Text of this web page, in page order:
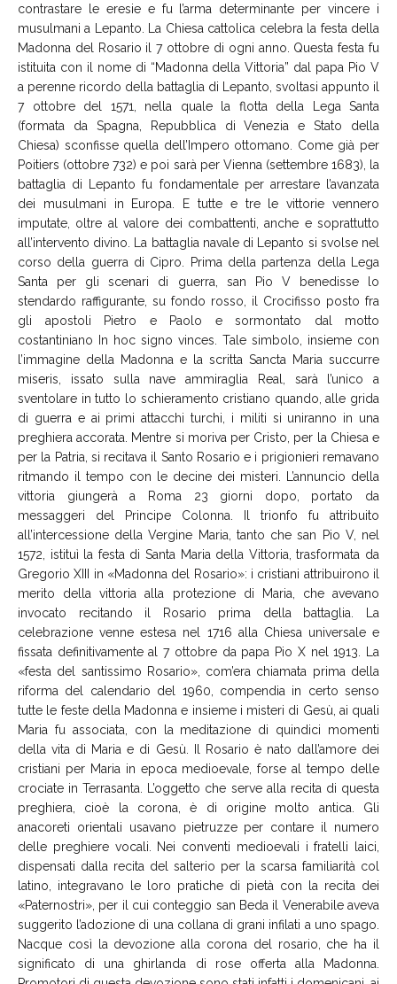
contrastare le eresie e fu l’arma determinante per vincere i
musulmani a Lepanto. La Chiesa cattolica celebra la festa della
Madonna del Rosario il 7 ottobre di ogni anno. Questa festa fu
istituita con il nome di “Madonna della Vittoria” dal papa Pio V
a perenne ricordo della battaglia di Lepanto, svoltasi appunto il
7 ottobre del 1571, nella quale la flotta della Lega Santa
(formata da Spagna, Repubblica di Venezia e Stato della
Chiesa) sconfisse quella dell’Impero ottomano. Come già per
Poitiers (ottobre 732) e poi sarà per Vienna (settembre 1683), la
battaglia di Lepanto fu fondamentale per arrestare l’avanzata
dei musulmani in Europa. E tutte e tre le vittorie vennero
imputate, oltre al valore dei combattenti, anche e soprattutto
all’intervento divino. La battaglia navale di Lepanto si svolse nel
corso della guerra di Cipro. Prima della partenza della Lega
Santa per gli scenari di guerra, san Pio V benedisse lo
stendardo raffigurante, su fondo rosso, il Crocifisso posto fra
gli apostoli Pietro e Paolo e sormontato dal motto
costantiniano In hoc signo vinces. Tale simbolo, insieme con
l’immagine della Madonna e la scritta Sancta Maria succurre
miseris, issato sulla nave ammiraglia Real, sarà l’unico a
sventolare in tutto lo schieramento cristiano quando, alle grida
di guerra e ai primi attacchi turchi, i militi si uniranno in una
preghiera accorata. Mentre si moriva per Cristo, per la Chiesa e
per la Patria, si recitava il Santo Rosario e i prigionieri remavano
ritmando il tempo con le decine dei misteri. L’annuncio della
vittoria giungerà a Roma 23 giorni dopo, portato da
messaggeri del Principe Colonna. Il trionfo fu attribuito
all’intercessione della Vergine Maria, tanto che san Pio V, nel
1572, istituì la festa di Santa Maria della Vittoria, trasformata da
Gregorio XIII in «Madonna del Rosario»: i cristiani attribuirono il
merito della vittoria alla protezione di Maria, che avevano
invocato recitando il Rosario prima della battaglia. La
celebrazione venne estesa nel 1716 alla Chiesa universale e
fissata definitivamente al 7 ottobre da papa Pio X nel 1913. La
«festa del santissimo Rosario», com’era chiamata prima della
riforma del calendario del 1960, compendia in certo senso
tutte le feste della Madonna e insieme i misteri di Gesù, ai quali
Maria fu associata, con la meditazione di quindici momenti
della vita di Maria e di Gesù. Il Rosario è nato dall’amore dei
cristiani per Maria in epoca medioevale, forse al tempo delle
crociate in Terrasanta. L’oggetto che serve alla recita di questa
preghiera, cioè la corona, è di origine molto antica. Gli
anacoreti orientali usavano pietruzze per contare il numero
delle preghiere vocali. Nei conventi medioevali i fratelli laici,
dispensati dalla recita del salterio per la scarsa familiarità col
latino, integravano le loro pratiche di pietà con la recita dei
«Paternostri», per il cui conteggio san Beda il Venerabile aveva
suggerito l’adozione di una collana di grani infilati a uno spago.
Nacque così la devozione alla corona del rosario, che ha il
significato di una ghirlanda di rose offerta alla Madonna.